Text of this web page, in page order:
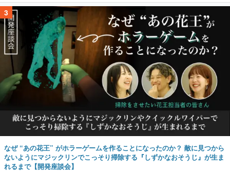
3
なぜ “あの花王” がホラーゲームを作ることになったのか？ 敵に見つから
ないようにマジックリンでこっそり掃除する『しずかなおそうじ』が生ま
れるまで【開発座談会】